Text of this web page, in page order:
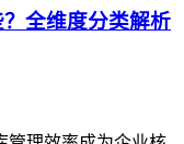
全维度分类解析